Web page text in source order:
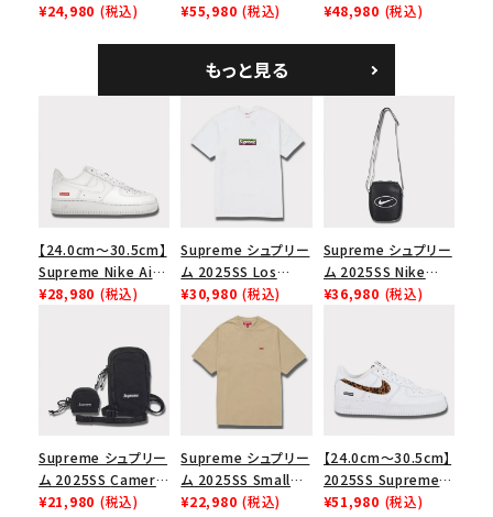
Tweed Camp Cap
¥24,980 (税込)
Backpack ベルベッ
¥55,980 (税込)
Small Messenger
バッグ レッドレオパー
ド
¥48,980 (税込)
もっと見る
【24.0cm～30.5cm】
Supreme Nike Air
Force 1 Low シュプ
ューズ ホワイト
¥28,980 (税込)
Supreme シュプリー
ム 2025SS Los
Angeles Fire Relief
Box Logo Tee ファ
イヤーリリーフボック
スロゴTシャツ ホワ
イト 白
¥30,980 (税込)
Supreme シュプリー
ム 2025SS Nike
Leather Shoulder
¥36,980 (税込)
Supreme シュプリー
ム 2025SS Camera
Bag + Mini Pouch
¥21,980 (税込)
Supreme シュプリー
ム 2025SS Small
Box Tee スモールボ
¥22,980 (税込)
【24.0cm～30.5cm】
2025SS Supreme
GOODENOUGH
¥51,980 (税込)